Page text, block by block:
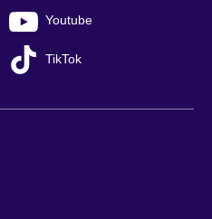
Youtube
TikTok